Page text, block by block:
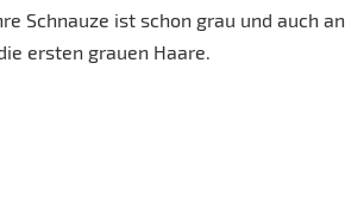
Schnauze ist schon grau und auch an
ersten grauen Haare.